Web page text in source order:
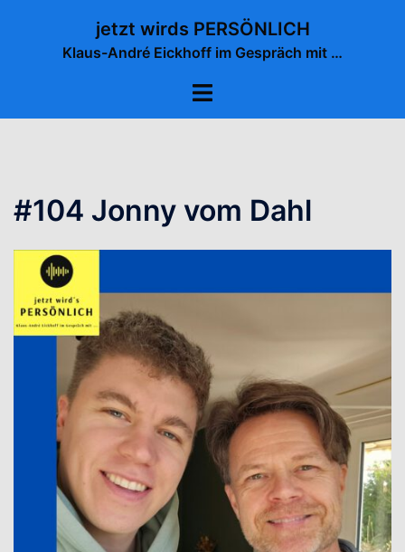
jetzt wirds PERSÖNLICH
Klaus-André Eickhoff im Gespräch mit …
Menü
#104 Jonny vom Dahl